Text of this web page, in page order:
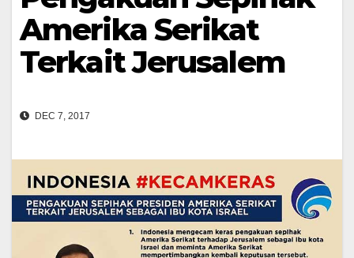
Amerika Serikat
Terkait Jerusalem
DEC 7, 2017